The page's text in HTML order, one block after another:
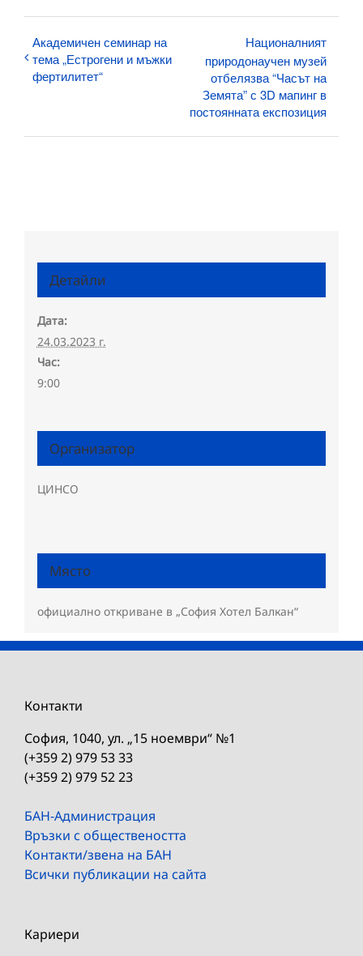
Академичен семинар на
тема „Естрогени и мъжки
фертилитет“
Националният
природонаучен музей
отбелязва “Часът на
Земята” с 3D мапинг в
постоянната експозиция
Детайли
Дата:
24.03.2023 г.
Час:
9:00
Организатор
ЦИНСО
Място
официално откриване в „София Хотел Балкан“
Контакти
София, 1040, ул. „15 ноември“ №1
(+359 2) 979 53 33
(+359 2) 979 52 23
БАН-Администрация
Връзки с обществеността
Контакти/звена на БАН
Всички публикации на сайта
Кариери